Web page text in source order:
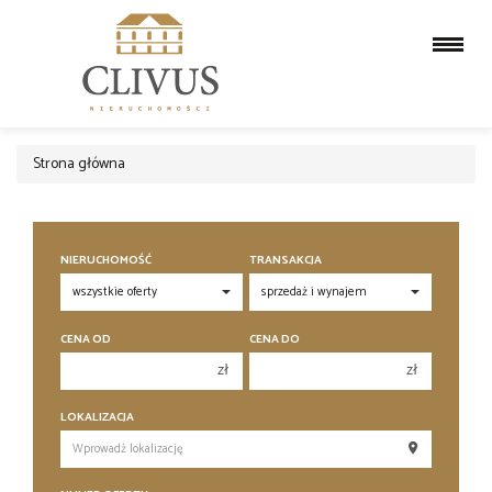
Strona główna
NIERUCHOMOŚĆ TRANSAKCJA
CENA OD
zł
250 000 zł
CENA DO
zł
250 000 zł
LOKALIZACJA